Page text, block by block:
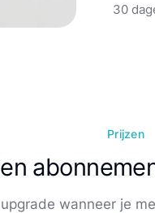
30
Prijzen
wanneer je